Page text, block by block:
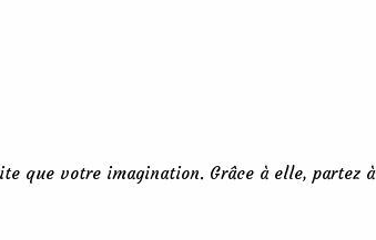
que votre imagination. Grâce à elle, partez à